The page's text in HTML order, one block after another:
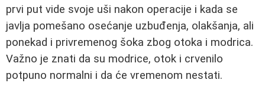
prvi put vide svoje uši nakon operacije i kada se
javlja pomešano osećanje uzbuđenja, olakšanja, ali
ponekad i privremenog šoka zbog otoka i modrica.
Važno je znati da su modrice, otok i crvenilo
potpuno normalni i da će vremenom nestati.